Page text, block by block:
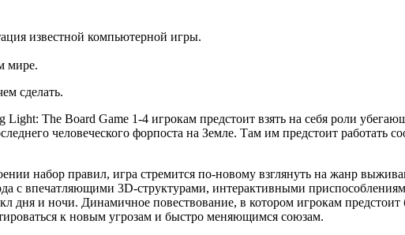
известной компьютерной игры.
мире.
сделать.
Light: The Board Game 1-4 игрокам предстоит взять на себя роли
человеческого форпоста на Земле. Там им предстоит
набор правил, игра стремится по-новому взглянуть на жанр
с впечатляющими 3D-структурами, интерактивными
дня и ночи. Динамичное повествование, в котором игрокам предстоит
к новым угрозам и быстро меняющимся союзам.